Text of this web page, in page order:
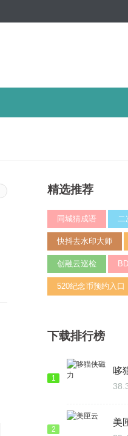
精选推荐
同城猜成语 二
快抖去水印大师
创融云巡检
520纪念币预约入口
下载排行榜
1
哆
2
美